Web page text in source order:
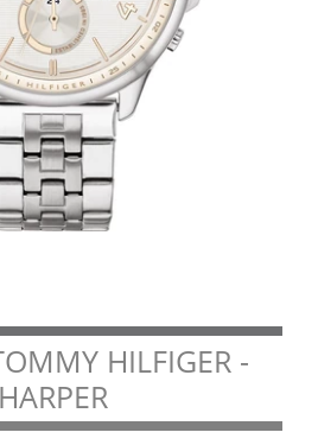
HILFIGER -
HARPER